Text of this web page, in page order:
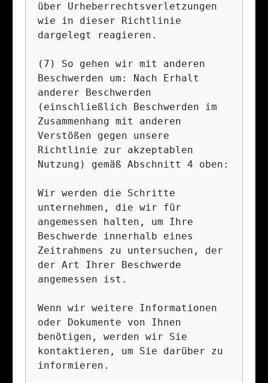
über Urheberrechtsverletzungen
wie in dieser Richtlinie
dargelegt reagieren.
(7) So gehen wir mit anderen
Beschwerden um: Nach Erhalt
anderer Beschwerden
(einschließlich Beschwerden im
Zusammenhang mit anderen
Verstößen gegen unsere
Richtlinie zur akzeptablen
Nutzung) gemäß Abschnitt 4 oben:
Wir werden die Schritte
unternehmen, die wir für
angemessen halten, um Ihre
Beschwerde innerhalb eines
Zeitrahmens zu untersuchen, der
der Art Ihrer Beschwerde
angemessen ist.
Wenn wir weitere Informationen
oder Dokumente von Ihnen
benötigen, werden wir Sie
kontaktieren, um Sie darüber zu
informieren.